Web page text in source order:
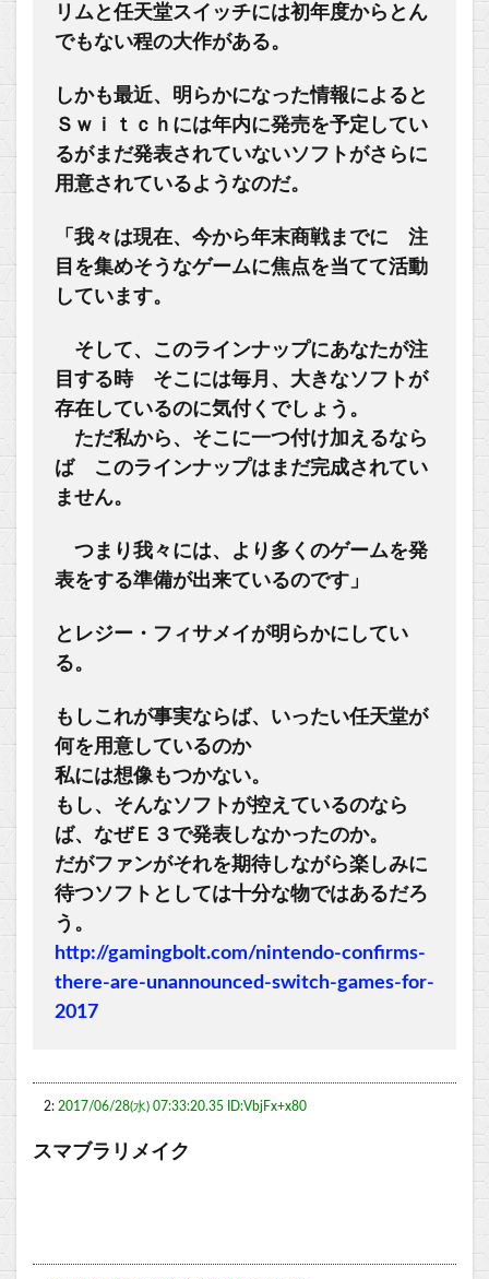
リムと任天堂スイッチには初年度からとん
でもない程の大作がある。
しかも最近、明らかになった情報によると
Ｓｗｉｔｃｈには年内に発売を予定してい
るがまだ発表されていないソフトがさらに
用意されているようなのだ。
「我々は現在、今から年末商戦までに 注
目を集めそうなゲームに焦点を当てて活動
しています。
そして、このラインナップにあなたが注
目する時 そこには毎月、大きなソフトが
存在しているのに気付くでしょう。
ただ私から、そこに一つ付け加えるなら
ば このラインナップはまだ完成されてい
ません。
つまり我々には、より多くのゲームを発
表をする準備が出来ているのです」
とレジー・フィサメイが明らかにしてい
る。
もしこれが事実ならば、いったい任天堂が
何を用意しているのか
私には想像もつかない。
もし、そんなソフトが控えているのなら
ば、なぜＥ３で発表しなかったのか。
だがファンがそれを期待しながら楽しみに
待つソフトとしては十分な物ではあるだろ
う。
http://gamingbolt.com/nintendo-confirms-
there-are-unannounced-switch-games-for-
2017
2: 2017/06/28(水) 07:33:20.35 ID:VbjFx+x80
スマブラリメイク